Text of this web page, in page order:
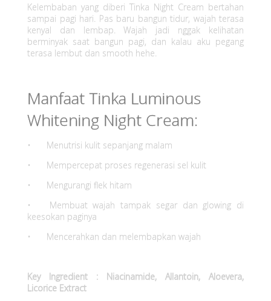
Kelembaban yang diberi Tinka Night Cream bertahan
sampai pagi hari. Pas baru bangun tidur, wajah terasa
kenyal dan lembap. Wajah jadi nggak kelihatan
berminyak saat bangun pagi, dan kalau aku pegang
terasa lembut dan smooth hehe.
Manfaat Tinka Luminous
Whitening Night Cream:
•
Menutrisi kulit sepanjang malam
•
Mempercepat proses regenerasi sel kulit
•
Mengurangi flek hitam
•
Membuat wajah tampak segar dan glowing di
keesokan paginya
•
Mencerahkan dan melembapkan wajah
Key Ingredient : Niacinamide, Allantoin, Aloevera,
Licorice Extract